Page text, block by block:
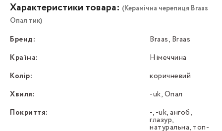
Характеристики товара: (Керамічна черепиця Braas
Опал тик)
Бренд:
Braas, Braas
Країна:
Німеччина
Колір:
коричневий
Хвиля:
-uk, Опал
Покриття:
-, -uk, ангоб,
глазур,
натуральна, топ-